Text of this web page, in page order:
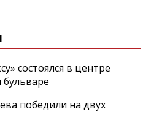
состоялся в центре
победили на двух